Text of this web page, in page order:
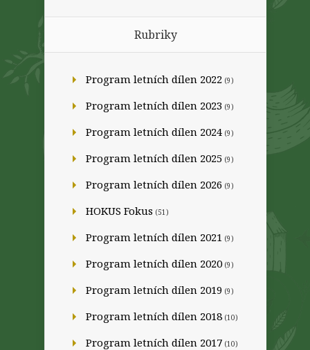
Rubriky
Program letních dílen 2022 (9)
Program letních dílen 2023 (9)
Program letních dílen 2024 (9)
Program letních dílen 2025 (9)
Program letních dílen 2026 (9)
HOKUS Fokus (51)
Program letních dílen 2021 (9)
Program letních dílen 2020 (9)
Program letních dílen 2019 (9)
Program letních dílen 2018 (10)
Program letních dílen 2017 (10)